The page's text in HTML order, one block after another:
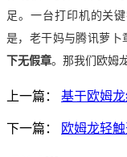
足。一台打印机的关
是，老干妈与腾讯萝卜
下无假章。那我们欧姆
上一篇： 基于欧姆
下一篇： 欧姆龙轻